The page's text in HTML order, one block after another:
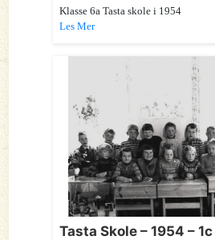
Klasse 6a Tasta skole i 1954
Les Mer
Tasta Skole – 1954 – 1c